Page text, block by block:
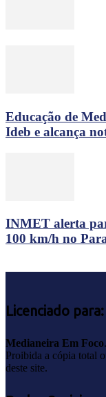
Educação de
Ideb e alcança
INMET alerta
100 km/h no
Licenciado para:
Medianeira Em Foco.
Proibida a cópia total
deste site.